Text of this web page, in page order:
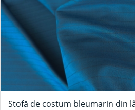
Stofă de costum bleumarin din